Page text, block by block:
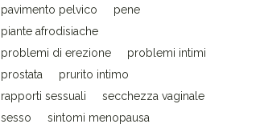
pavimento pelvico
pene
piante afrodisiache
problemi di erezione
problemi intimi
prostata
prurito intimo
rapporti sessuali
secchezza vaginale
sesso
sintomi menopausa